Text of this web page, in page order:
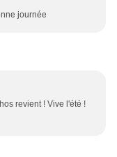
journée
revient ! Vive l'été !